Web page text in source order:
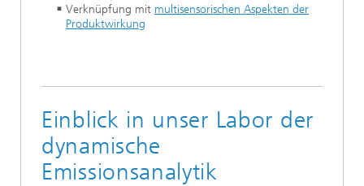
Verknüpfung mit multisensorischen Aspekten der
Produktwirkung
Einblick in unser Labor der
dynamische
Emissionsanalytik